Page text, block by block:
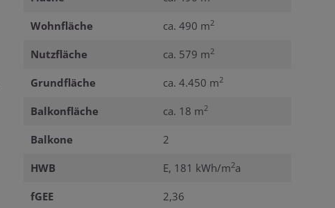
Wohnfläche ca. 490 m2
Nutzfläche ca. 579 m2
Grundfläche ca. 4.450 m2
Balkonfläche ca. 18 m2
Balkone 2
HWB E, 181 kWh/m2a
fGEE 2,36